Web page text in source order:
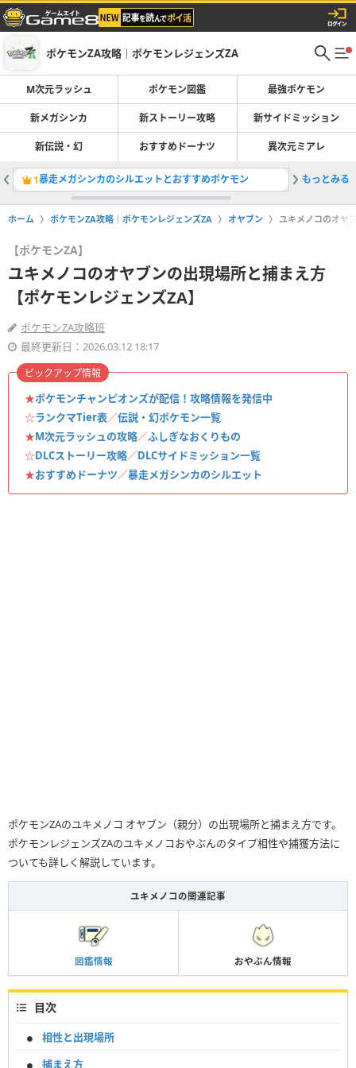
ポケモンZA攻略｜ポケモンレジェンズZA
M次元ラッシュ ポケモン図鑑 最強ポケモン
新メガシンカ 新ストーリー攻略 新サイドミッション
新伝説・幻 おすすめドーナツ 異次元ミアレ
1暴走メガシンカのシルエットとおすすめポケモン 2サイド
もっとみる
ホーム ポケモンZA攻略｜ポケモンレジェンズZA オヤブン ユキメノコのオヤ
【ポケモンZA】
ユキメノコのオヤブンの出現場所と捕まえ方
【ポケモンレジェンズZA】
ポケモンZA攻略班
最終更新日：2026.03.12 18:17
★ポケモンチャンピオンズが配信！攻略情報を発信中
☆ランクマTier表／伝説・幻ポケモン一覧
★M次元ラッシュの攻略／ふしぎなおくりもの
☆DLCストーリー攻略／DLCサイドミッション一覧
★おすすめドーナツ／暴走メガシンカのシルエット
ピックアップ情報
ポケモンZAのユキメノコ オヤブン（親分）の出現場所と捕まえ方です。
ポケモンレジェンズZAのユキメノコおやぶんのタイプ相性や捕獲方法に
ついても詳しく解説しています。
ユキメノコの関連記事
図鑑情報 おやぶん情報
目次
相性と出現場所
捕まえ方